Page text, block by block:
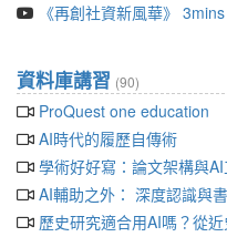
《再創社資新風華》 3mins
資料庫講習 (90)
ProQuest one education
AI時代的履歷自傳術
學術好好寫：論文架構與
AI輔助之外： 深度認識與
歷史研究適合用AI嗎？從